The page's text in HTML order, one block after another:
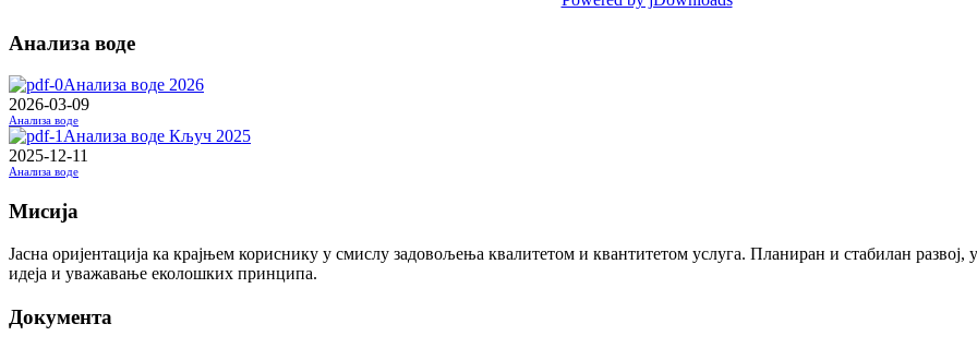
Анализа воде
Анализа воде 2026
2026-03-09
Анализа воде
Анализа воде Кључ 2025
2025-12-11
Анализа воде
Мисија
Јасна оријентација ка крајњем кориснику у смислу задовољења квалитетом и квантитетом услуга. Планиран и стабилан
идеја и уважавање еколошких принципа.
Документа